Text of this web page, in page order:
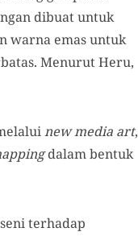
dibuat untuk
warna emas untuk
Menurut Heru,
new media art,
dalam bentuk
terhadap